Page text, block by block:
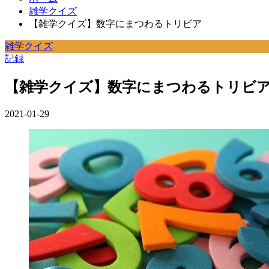
雑学クイズ
【雑学クイズ】数字にまつわるトリビア
雑学クイズ
記録
【雑学クイズ】数字にまつわるトリビ
2021-01-29